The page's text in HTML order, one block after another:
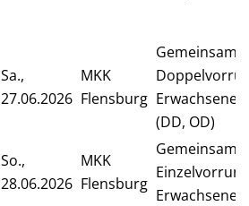
Sa.,
27.06.2026
MKK
Flensburg
Gemeinsame
Erwachsene
(DD, OD)
So.,
28.06.2026
MKK
Flensburg
Gemeinsame
Erwachsene